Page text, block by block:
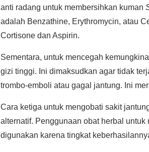
anti radang untuk membersihkan kuman
adalah Benzathine, Erythromycin, atau
Cortisone dan Aspirin.
Sementara, untuk mencegah
gizi tinggi. Ini dimaksudkan agar tidak
trombo-emboli atau gagal jantung. Ini
Cara ketiga untuk mengobati sakit
alternatif. Penggunaan obat herbal
digunakan karena tingkat